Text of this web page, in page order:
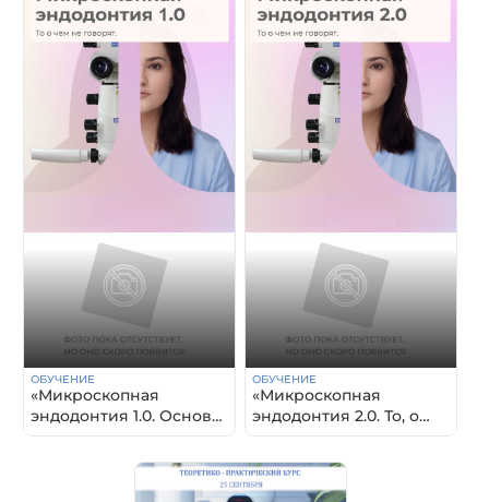
ОБУЧЕНИЕ
«Микроскопная
эндодонтия 1.0. Основы.
От теории к практике»
ОБУЧЕНИЕ
«Микроскопная
эндодонтия 2.0. То, о
чем не говорят»